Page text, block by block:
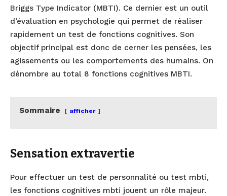
Briggs Type Indicator (MBTI). Ce dernier est un outil
d’évaluation en psychologie qui permet de réaliser
rapidement un test de fonctions cognitives. Son
objectif principal est donc de cerner les pensées, les
agissements ou les comportements des humains. On
dénombre au total 8 fonctions cognitives MBTI.
Sommaire afficher
Sensation extravertie
Pour effectuer un test de personnalité ou test mbti,
les fonctions cognitives mbti jouent un rôle majeur.